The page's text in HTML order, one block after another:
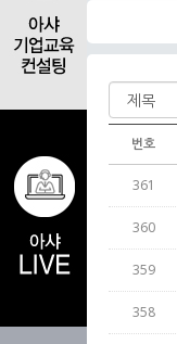
번호
361
360
359
358